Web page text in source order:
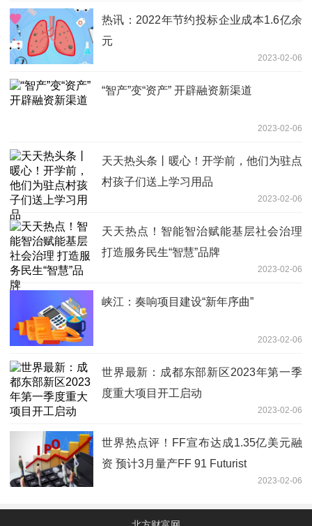
热讯：2022年节约投标企业成本1.6亿余
元
2023-02-06
“智产”变“资产” 开辟融资新渠道
2023-02-06
天天热头条丨暖心！开学前，他们为驻点
村孩子们送上学习用品
2023-02-06
天天热点！智能智治赋能基层社会治理
打造服务民生“智慧”品牌
2023-02-06
峡江：奏响项目建设“新年序曲”
2023-02-06
世界最新：成都东部新区2023年第一季
度重大项目开工启动
2023-02-06
世界热点评！FF宣布达成1.35亿美元融
资 预计3月量产FF 91 Futurist
2023-02-06